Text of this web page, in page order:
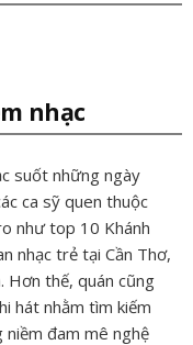
nhạc
suốt những ngày
ca sỹ quen thuộc
như top 10 Khánh
nhạc trẻ tại Cần Thơ,
Hơn thế, quán cũng
hát nhằm tìm kiếm
niềm đam mê nghệ